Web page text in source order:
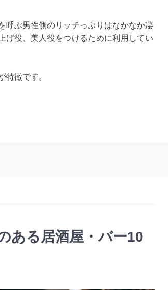
呼ぶ男性側のリッチっぷりはなかなか凄
げ役、美人役をつけるために利用してい
特徴です。
ある居酒屋・バー10